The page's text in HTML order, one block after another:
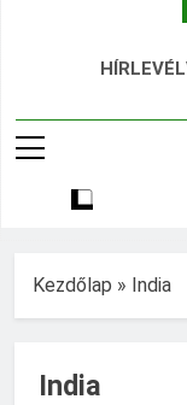
Hírek, Tesztek,
HÍRLEVÉL
Kezdőlap » India
India